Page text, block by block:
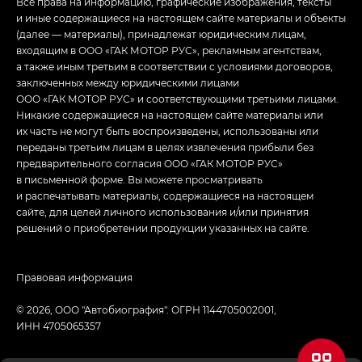
и иные содержащиеся на настоящем сайте материалы и объекты
(далее — материалы), принадлежат юридическим лицам,
входящим в ООО «ГАК МОТОР РУС», рекламным агентствам,
а также иным третьим в соответствии с условиями договоров,
заключенных между юридическими лицами
ООО «ГАК МОТОР РУС» и соответствующими третьими лицами.
Никакие содержащиеся на настоящем сайте материалы или
их часть не могут быть воспроизведены, использованы или
переданы третьим лицам в целях извлечения прибыли без
предварительного согласия ООО «ГАК МОТОР РУС»
в письменной форме. Вы можете просматривать
и распечатывать материалы, содержащиеся на настоящем
сайте, для целей личного использования и/или принятия
решений о приобретении продукции указанных на сайте.
© 2026, ООО "Автобиография". ОГРН 1144705002001,
ИНН 4705065357
Правовая информация